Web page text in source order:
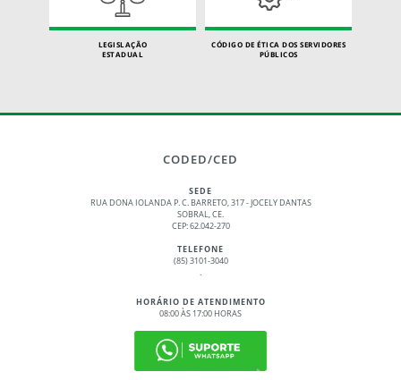
LEGISLAÇÃO
ESTADUAL
CÓDIGO DE ÉTICA DOS SERVIDORES
PÚBLICOS
CODED/CED
SEDE
RUA DONA IOLANDA P. C. BARRETO, 317 - JOCELY DANTAS
SOBRAL, CE.
CEP: 62.042-270
TELEFONE
(85) 3101-3040
.
HORÁRIO DE ATENDIMENTO
08:00 ÀS 17:00 HORAS